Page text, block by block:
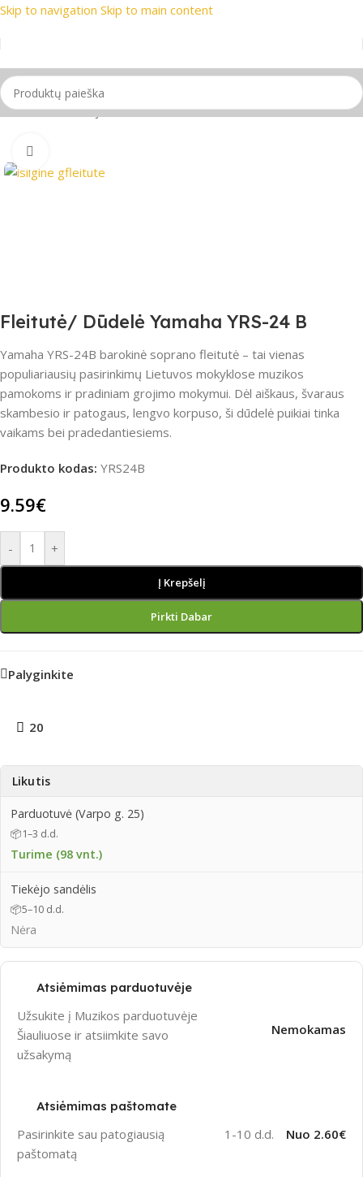
Skip to navigation Skip to main content
📦 Nemokamas
Pradžia/Pučiamieji instrumentai/Fleitos/C Fleitos
Fleitutė/ Dūdelė Yamaha YRS-24 B
Yamaha YRS-24B barokinė soprano fleitutė – tai vienas
populiariausių pasirinkimų Lietuvos mokyklose muzikos
pamokoms ir pradiniam grojimo mokymui. Dėl aiškaus, švaraus
skambesio ir patogaus, lengvo korpuso, ši dūdelė puikiai tinka
vaikams bei pradedantiesiems.
Produkto kodas: YRS24B
9.59€
- +
Į Krepšelį
Pirkti Dabar
Palyginkite
20
Likutis
Parduotuvė (Varpo g. 25)
📦1–3 d.d.
Turime (98 vnt.)
Tiekėjo sandėlis
📦5–10 d.d.
Nėra
Atsiėmimas parduotuvėje
Užsukite į Muzikos parduotuvėje
Šiauliuose ir atsiimkite savo
užsakymą
Nemokamas
Atsiėmimas paštomate
Pasirinkite sau patogiausią
paštomatą
1-10 d.d. Nuo 2.60€